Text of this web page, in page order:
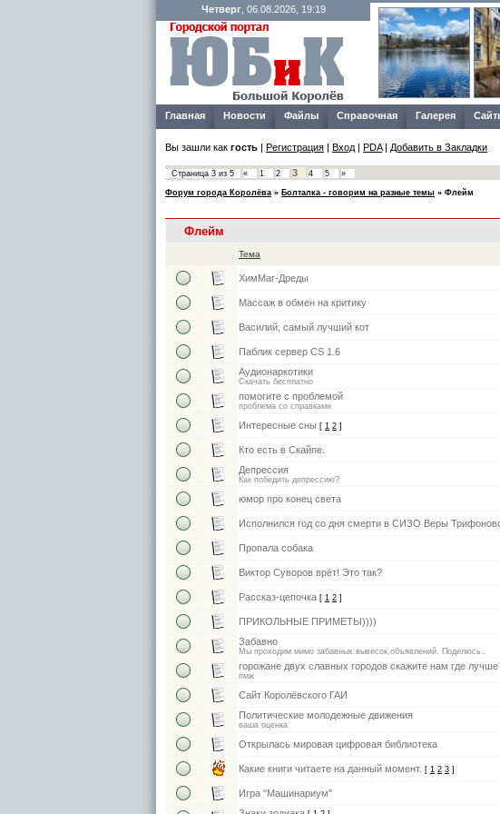
Четверг, 06.08.2026, 19:19
Главная Новости Файлы Справочная Галерея
Вы зашли как гость | Регистрация | Вход | PDA| Добавить в Закладки
Страница 3 из 5 « 1 2 3 4 5 »
Форум города Королёва » Болталка - говорим на разные темы » Флейм
Флейм
Тема
ХимМаг-Дреды
Массаж в обмен на критику
Василий, самый лучший кот
Паблик сервер CS 1.6
Аудионаркотики
Скачать бесплатно
помогите с проблемой
проблема со справками
Интересные сны [ 1 2 ]
Кто есть в Скайпе.
Депрессия
Как победить депрессию?
юмор про конец света
Исполнился год со дня смерти в СИЗО Веры
Пропала собака
Виктор Суворов врёт! Это так?
Рассказ-цепочка [ 1 2 ]
ПРИКОЛЬНЫЕ ПРИМЕТЫ))))
Забавно
Мы проходим мимо забавных вывесок,объявлений. Поделюсь..
горожане двух славных городов скажите нам где
пмж
Сайт Королёвского ГАИ
Политические молодежные движения
ваша оценка
Открылась мировая цифровая библиотека
Какие книги читаете на данный момент. [ 1 2 3 ]
Игра "Машинариум"